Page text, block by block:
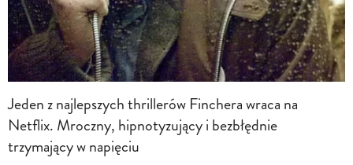
Jeden z najlepszych thrillerów Finchera wraca na
Netflix. Mroczny, hipnotyzujący i bezbłędnie
trzymający w napięciu